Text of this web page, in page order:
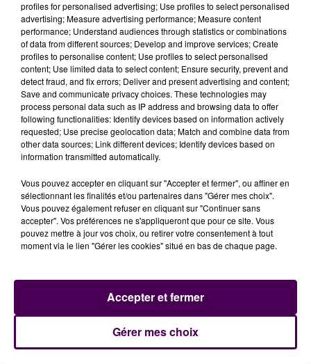
final"un job d’été dont on aime se rappeler pendant
longtemps". Convaincu ?On candidate directement
en ligne via le site de France Travail, sur ce lien pour
la restaurationet celui-là pourl'accueil et la vente en
boutique!
Quel bilan en 2024 au zoo de La Flèche ? Ecoutez le
reportage de Corentin Allain :
profiles for personalised advertising; Use profiles to select personalised
advertising; Measure advertising performance; Measure content
performance; Understand audiences through statistics or combinations
of data from different sources; Develop and improve services; Create
profiles to personalise content; Use profiles to select personalised
content; Use limited data to select content; Ensure security, prevent and
detect fraud, and fix errors; Deliver and present advertising and content;
Save and communicate privacy choices. These technologies may
process personal data such as IP address and browsing data to offer
following functionalities: Identify devices based on information actively
requested; Use precise geolocation data; Match and combine data from
other data sources; Link different devices; Identify devices based on
information transmitted automatically.
Vous pouvez accepter en cliquant sur "Accepter et fermer", ou affiner en
sélectionnant les finalités et/ou partenaires dans "Gérer mes choix".
Vous pouvez également refuser en cliquant sur "Continuer sans
accepter". Vos préférences ne s'appliqueront que pour ce site. Vous
pouvez mettre à jour vos choix, ou retirer votre consentement à tout
moment via le lien "Gérer les cookies" situé en bas de chaque page.
Gérer mes choix
Accepter et fermer